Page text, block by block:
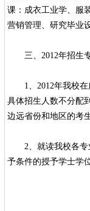
课：成衣工业学、服
营销管理、研究毕业
三、2012年招生专
1、2012年我校在
具体招生人数不分配
边远省份和地区的考
2、就读我校各专业
予条件的授予学士学位